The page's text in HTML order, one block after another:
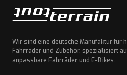
Wir sind eine deutsche Manufaktur für
Fahrräder und Zubehör, spezialisiert
anpassbare Fahrräder und E-Bikes.